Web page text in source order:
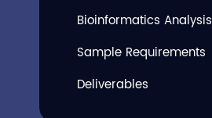
Bioinformatics Analysis
Sample Requirements
Deliverables